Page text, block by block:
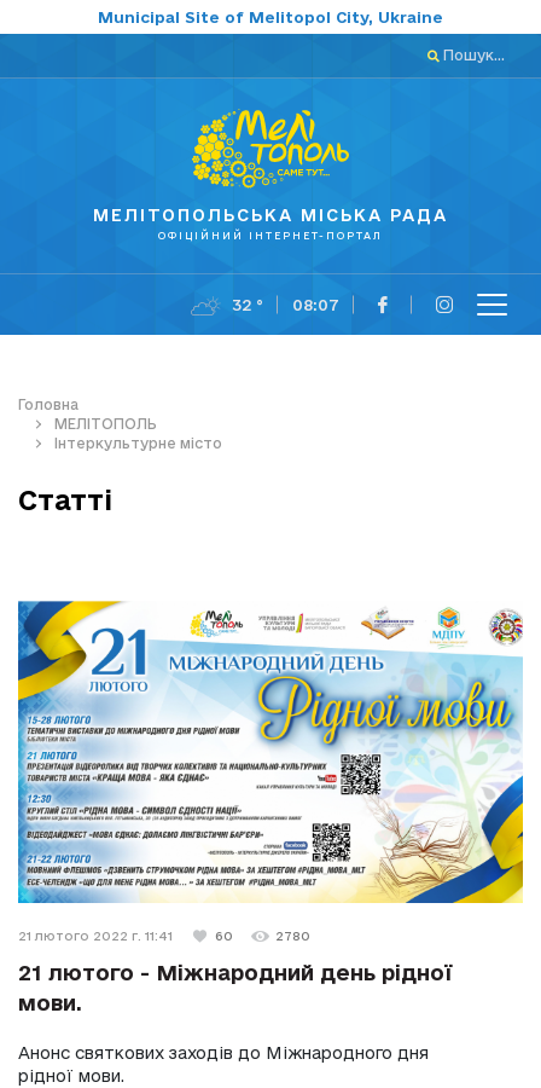
Municipal Site of Melitopol City, Ukraine
Пошук...
МЕЛІТОПОЛЬСЬКА МІСЬКА РАДА
ОФІЦІЙНИЙ ІНТЕРНЕТ-ПОРТАЛ
32 ° 08:07
Головна
МЕЛІТОПОЛЬ
Інтеркультурне місто
Статті
21 лютого 2022 г. 11:41 60 2780
21 лютого - Міжнародний день рідної
мови.
Анонс святкових заходів до Міжнародного дня
рідної мови.